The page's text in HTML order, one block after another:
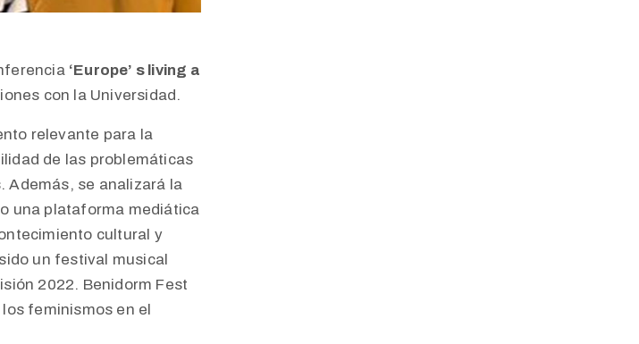
‘Europe’ s living a
con la Universidad.
relevante para la
de las problemáticas
Además, se analizará la
una plataforma mediática
cultural y
un festival musical
2022. Benidorm Fest
feminismos en el